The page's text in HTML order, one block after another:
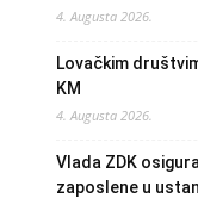
4. Augusta 2026.
Lovačkim
KM
4. Augusta 2026.
Vlada ZDK
zaposlene u